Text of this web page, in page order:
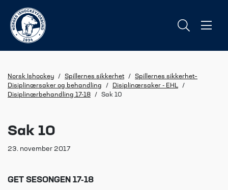
Norsk Ishockey / Spillernes sikkerhet /
Spillernes sikkerhet–
Disiplinærsaker og behandling
/ Disiplinærsaker - EHL
/
Disiplinærbehandling 17-18
/ Sak 10
Sak 10
23. november 2017
GET SESONGEN 17-18